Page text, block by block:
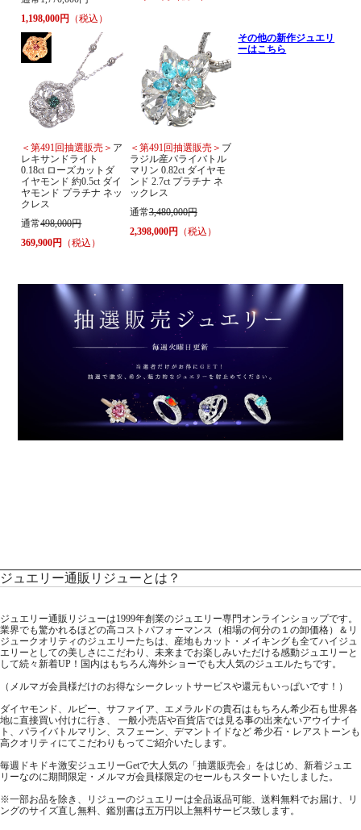
1,198,000円 （税込）
＜第491回抽選販売＞ ア
レキサンドライト
0.18ct ローズカットダ
イヤモンド 約0.5ct ダイ
ヤモンド プラチナ ネッ
クレス
通常498,000円
369,900円
（税込）
＜第491回抽選販売＞ ブ
ラジル産パライバトル
マリン 0.82ct ダイヤモ
ンド 2.7ct プラチナ ネ
ックレス
通常3,480,000円
2,398,000円
（税込）
その他の新作ジュエリ
ーはこちら
ジュエリー通販リジューとは？
ジュエリー通販リジューは1999年創業のジュエリー専門オンラインショップです。
業界でも驚かれるほどの高コストパフォーマンス（相場の何分の１の卸価格）＆リ
ジュークオリティのジュエリーたちは、産地もカット・メイキングも全てハイジュ
エリーとしての美しさにこだわり、未来までお楽しみいただける感動ジュエリーと
して続々新着UP！国内はもちろん海外ショーでも大人気のジュエルたちです。
（メルマガ会員様だけのお得なシークレットサービスや還元もいっぱいです！）
ダイヤモンド、ルビー、サファイア、エメラルドの貴石はもちろん希少石も世界各
地に直接買い付けに行き、 一般小売店や百貨店では見る事の出来ないアウイナイ
ト、パライバトルマリン、スフェーン、デマントイドなど 希少石・レアストーンも
高クオリティにてこだわりもってご紹介いたします。
毎週ドキドキ激安ジュエリーGetで大人気の「抽選販売会」をはじめ、新着ジュエ
リーなのに期間限定・メルマガ会員様限定のセールもスタートいたしました。
※一部お品を除き、リジューのジュエリーは全品返品可能、送料無料でお届け、リ
ングのサイズ直し無料、鑑別書は五万円以上無料サービス致します。